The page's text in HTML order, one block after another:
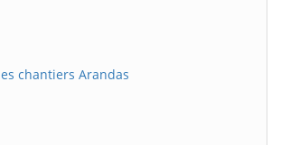
chantiers Arandas